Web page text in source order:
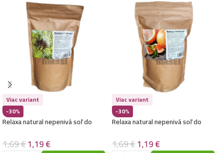
-30%
Viac variant
Relaxa natural nepenivá soľ do
10/2024
1,69€1,19€
-30%
Viac variant
Relaxa natural nepenivá soľ do
Expirácia 10/2024
1,69€1,19€